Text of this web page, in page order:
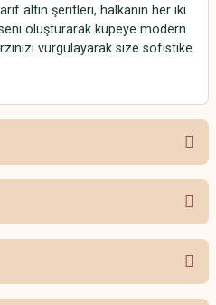
altın şeritleri, halkanın her iki
oluşturarak küpeye modern
vurgulayarak size sofistike
siz yapın!
soru sorulmamış.